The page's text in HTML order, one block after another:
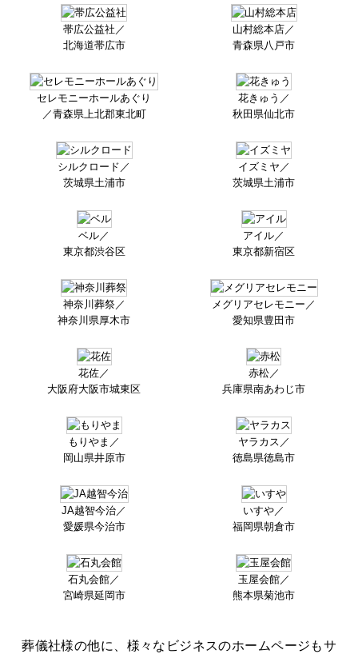
帯広公益社／
北海道帯広市
山村総本店／
青森県八戸市
セレモニーホールあぐり
／青森県上北郡東北町
花きゅう／
秋田県仙北市
シルクロード／
茨城県土浦市
イズミヤ／
茨城県土浦市
ベル／
東京都渋谷区
アイル／
東京都新宿区
神奈川葬祭／
神奈川県厚木市
メグリアセレモニー／
愛知県豊田市
花佐／
大阪府大阪市城東区
赤松／
兵庫県南あわじ市
もりやま／
岡山県井原市
ヤラカス／
徳島県徳島市
JA越智今治／
愛媛県今治市
いすや／
福岡県朝倉市
石丸会館／
宮崎県延岡市
玉屋会館／
熊本県菊池市
葬儀社様の他に、様々なビジネスのホームページもサ